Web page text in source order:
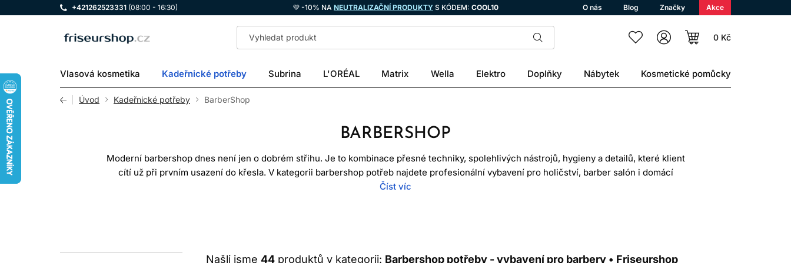
+421262523331 (08:00 - 16:30) 💜 -10% NA NEUTRALIZAČNÍ PRODUKTY S KÓDEM: COOL10 O nás Blog Značky Akce
LOMAX 0 Kč
Vlasová kosmetika Kadeřnické potřeby Subrina L'ORÉAL Matrix Wella Elektro Doplňky Nábytek Kosmetické pomůcky
Úvod Kadeřnické potřeby BarberShop
BARBERSHOP
Moderní barbershop dnes není jen o dobrém střihu. Je to kombinace přesné techniky, spolehlivých nástrojů, hygieny a detailů, které klient
cítí už při prvním usazení do křesla. V kategorii barbershop potřeb najdete profesionální vybavení pro holičství, barber salón i domácí
nadšence, kteří chtějí pracovat s nástroji na vyšší úrovni.
Číst víc
Našli jsme 44 produktů v kategorii: Barbershop potřeby - vybavení pro barbery • Friseurshop